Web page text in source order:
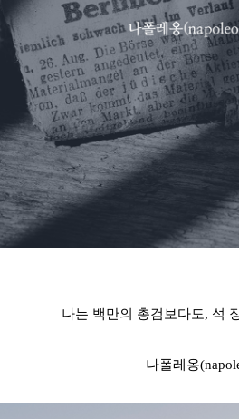
나는 백만의 총검보다도, 석
나폴레옹